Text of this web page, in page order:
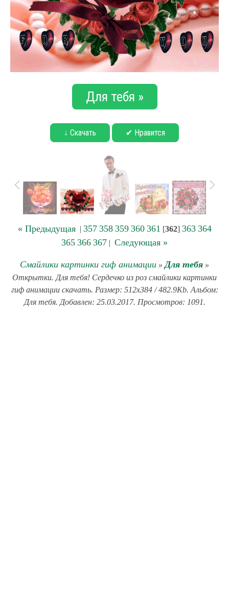
Для тебя »
↓ Скачать ✔ Нравится
« Предыдущая| 357 358 359 360 361 [362] 363 364
365 366 367 | Следующая »
Смайлики картинки гиф анимации » Для тебя »
Открытки. Для тебя! Сердечко из роз смайлики картинки
гиф анимации скачать. Размер: 512x384 / 482.9Kb. Альбом:
Для тебя. Добавлен: 25.03.2017. Просмотров: 1091.